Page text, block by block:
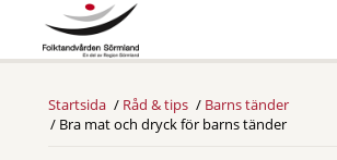
Startsida Råd & tips
Barns tänder
Bra mat och dryck för barns tänder